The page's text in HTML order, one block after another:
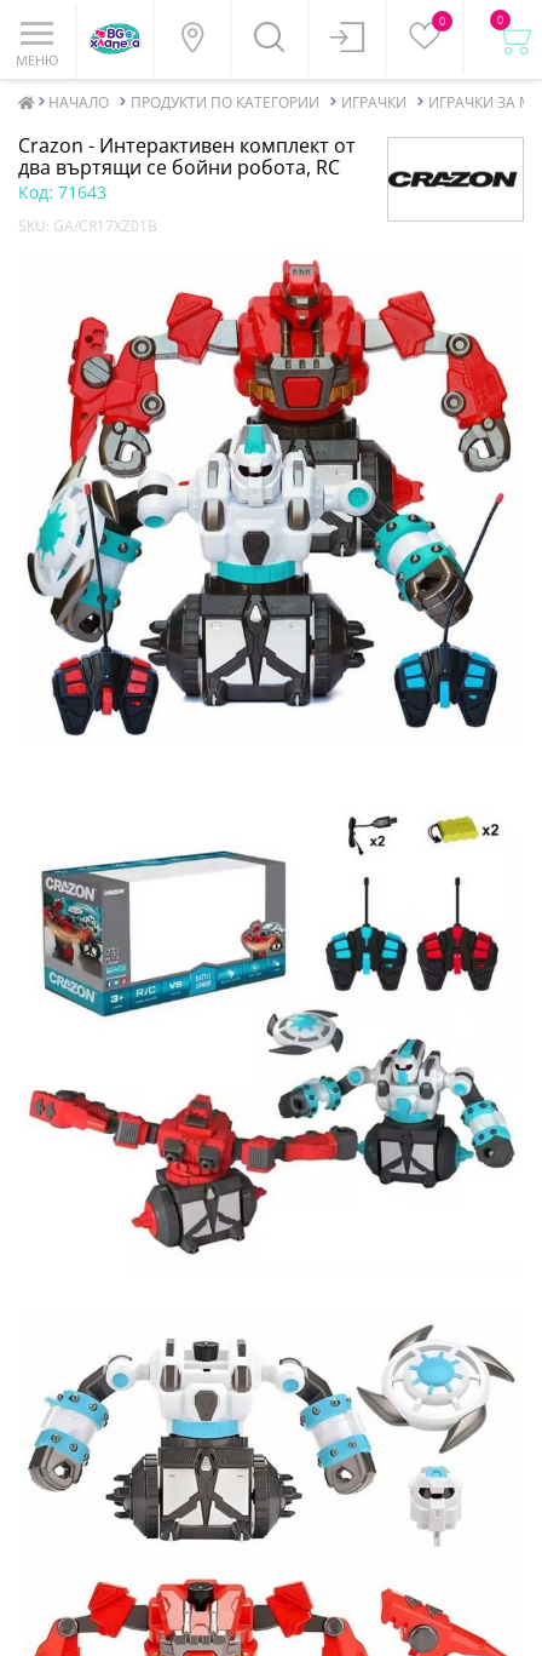
МЕНЮ
0 0
НАЧАЛО ПРОДУКТИ ПО КАТЕГОРИИ ИГРАЧКИ ИГРАЧКИ ЗА
Crazon - Интерактивен комплект от
два въртящи се бойни робота, RC
Код: 71643
SKU: GA/CR17XZ01B